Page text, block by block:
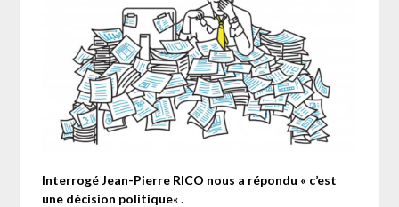
Interrogé Jean-Pierre RICO nous a répondu « c’est
une décision politique« .